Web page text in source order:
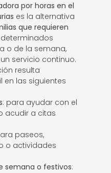
por horas en el
es la alternativa
que requieren
o de la semana,
servicio continuo.
resulta
en las siguientes
: para ayudar con el
acudir a citas
paseos,
o actividades
semana o festivos: